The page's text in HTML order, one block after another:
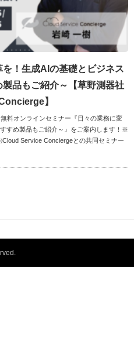
を！生成AIの基礎とビジネス
品もご紹介～【草野測器社
】
料オンラインセミナー『日々の業務に変
すめ製品もご紹介～』をご案内します！※
Service Conciergeとの共同セミナー